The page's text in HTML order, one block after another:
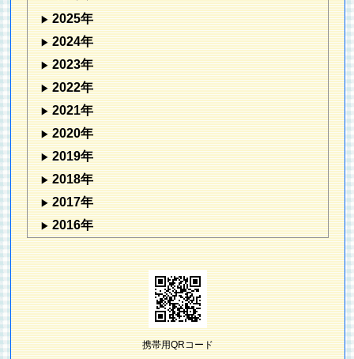
2025年
2024年
2023年
2022年
2021年
2020年
2019年
2018年
2017年
2016年
携帯用QRコード